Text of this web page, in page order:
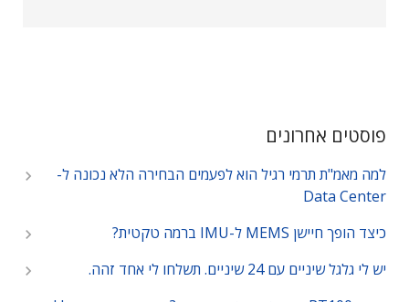
פוסטים אחרונים
למה מאמ"ת תרמי רגיל הוא לפעמים הבחירה הלא נכונה ל-
Data Center
כיצד הופך חיישן MEMS ל-IMU ברמה טקטית?
יש לי גלגל שיניים עם 24 שיניים. תשלחו לי אחד זהה.